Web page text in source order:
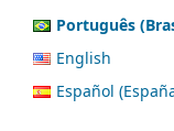
Português
English
Español